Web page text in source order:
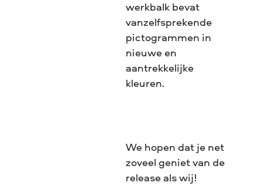
werkbalk bevat
vanzelfsprekende
pictogrammen in
nieuwe en
aantrekkelijke
kleuren.
We hopen dat je net
zoveel geniet van de
release als wij!